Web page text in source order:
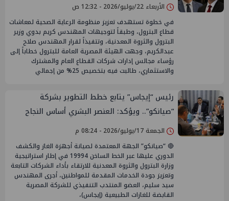
الأربعاء 22/يوليو/2026 - 12:32 ص
في خطوة تستهدف تعزيز منظومة الرعاية الصحية لمعاشات
قطاع البترول، وطبقاً لتوجيهات المهندس كريم بدوي وزير
البترول والثروة المعدنية، وتتفيذاً لقرار المهندس صلاح
عبدالكريم، وجهت الهيئة المصرية العامة للبترول خطاباً إلى
رؤساء مجالس إدارات شركات القطاع العام والمشترك
والاستثماري، طالبت فيه بتخصيص 25% من إجمالي
رئيس “إيجاس” يتابع خطط التطوير بشركة
“صيانكو”.. ويؤكد: العنصر البشري أساس النجاح
والتحول الرقمي ركيزة لتطوير الخدمات
الجمعة 17/يوليو/2026 - 08:24 م
🔴 “صيانكو” الجهة المعتمدة لصيانة أجهزة الغاز والكشف
الدوري عليها عبر الخط الساخن 19994 في إطار استراتيجية
وزارة البترول والثروة المعدنية للارتقاء بأداء الشركات التابعة
وتعزيز جودة الخدمات المقدمة للمواطنين، أجرى المهندس
سيد سليم، العضو المنتدب التنفيذي للشركة المصرية
القابضة للغازات الطبيعية (إيجاس)،